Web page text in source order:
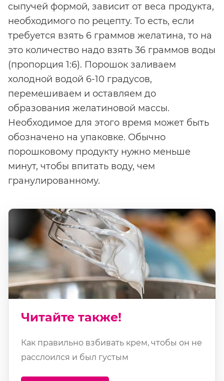
сыпучей формой, зависит от веса продукта,
необходимого по рецепту. То есть, если
требуется взять 6 граммов желатина, то на
это количество надо взять 36 граммов воды
(пропорция 1:6). Порошок заливаем
холодной водой 6-10 градусов,
перемешиваем и оставляем до
образования желатиновой массы.
Необходимое для этого время может быть
обозначено на упаковке. Обычно
порошковому продукту нужно меньше
минут, чтобы впитать воду, чем
гранулированному.
Читайте также!
Как правильно взбивать крем, чтобы он не
расслоился и был густым